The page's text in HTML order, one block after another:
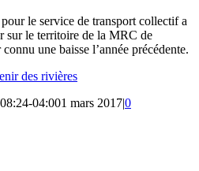
le service de transport collectif a
sur le territoire de la MRC de
une baisse l’année précédente.
des rivières
04:001 mars 2017|0